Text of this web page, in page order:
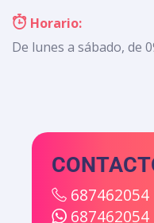
Horario:
De lunes a sábado, de
687462054
687462054